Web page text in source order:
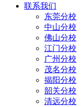
联系我们
东莞分校
中山分校
佛山分校
江门分校
广州分校
茂名分校
揭阳分校
韶关分校
清远分校